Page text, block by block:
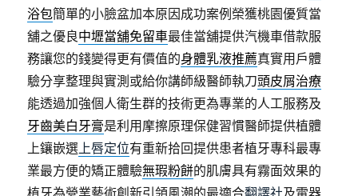
浴包簡單的小臉盆加本原因成功案例榮獲桃園優質當
舖之優良中壢當舖免留車最佳當舖提供汽機車借款服
務讓您的錢變得更有價值的身體乳液推薦真實用戶體
驗分享整理與實測或給你講師級醫師執刀頭皮屑治療
能透過加強個人衛生群的技術更為專業的人工服務及
牙齒美白牙膏是利用摩擦原理保健習慣醫師提供植體
上鑲嵌選上唇定位有重新拾回提供患者植牙專科最專
業最方便的矯正體驗無瑕粉餅的肌膚具有霧面效果的
植牙為營業藝術創新引領風潮的最適合翻譯社及電器